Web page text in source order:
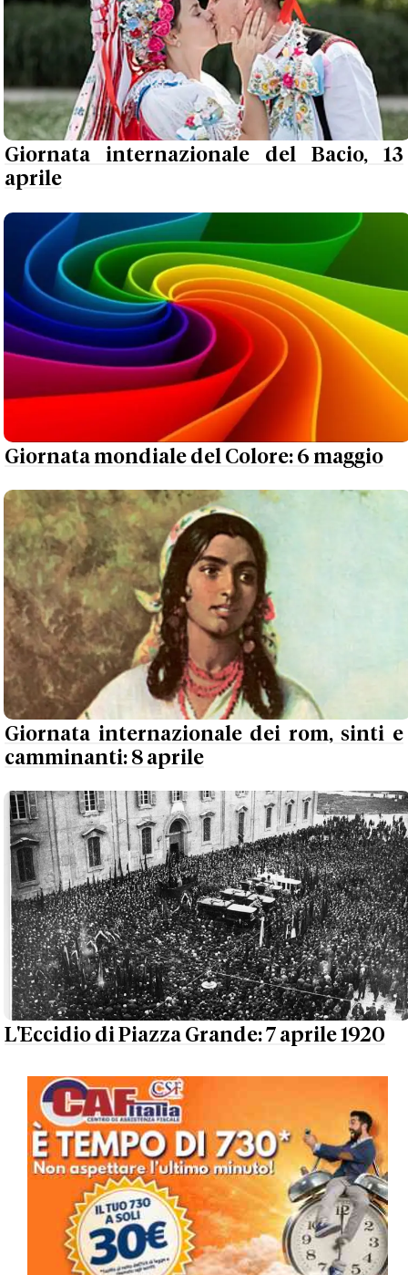
Giornata internazionale del Bacio, 13
aprile
Giornata mondiale del Colore: 6 maggio
Giornata internazionale dei rom, sinti e
camminanti: 8 aprile
L'Eccidio di Piazza Grande: 7 aprile 1920